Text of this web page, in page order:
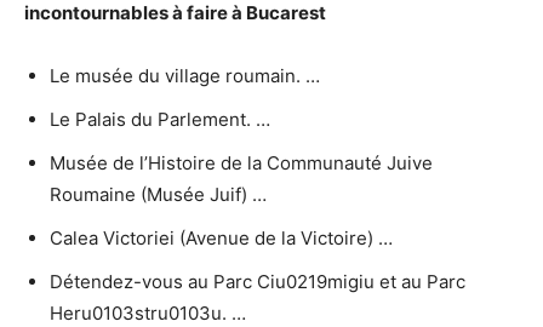
incontournables à faire à Bucarest
Le musée du village roumain. …
Le Palais du Parlement. …
Musée de l’Histoire de la Communauté Juive
Roumaine (Musée Juif) …
Calea Victoriei (Avenue de la Victoire) …
Détendez-vous au Parc Ciu0219migiu et au Parc
Heru0103stru0103u. …